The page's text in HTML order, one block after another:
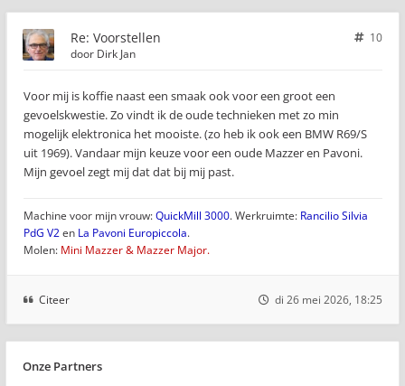
Re: Voorstellen
10
door Dirk Jan
Voor mij is koffie naast een smaak ook voor een groot een
gevoelskwestie. Zo vindt ik de oude technieken met zo min
mogelijk elektronica het mooiste. (zo heb ik ook een BMW R69/S
uit 1969). Vandaar mijn keuze voor een oude Mazzer en Pavoni.
Mijn gevoel zegt mij dat dat bij mij past.
Machine voor mijn vrouw:QuickMill 3000. Werkruimte: Rancilio Silvia
PdG V2en La Pavoni Europiccola.
Molen: Mini Mazzer & Mazzer Major.
Citeer di 26 mei 2026, 18:25
Onze Partners